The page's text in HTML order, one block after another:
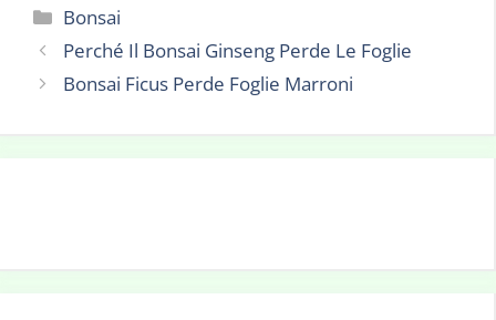
Categorie
Bonsai
Perché Il Bonsai Ginseng Perde Le Foglie
Bonsai Ficus Perde Foglie Marroni